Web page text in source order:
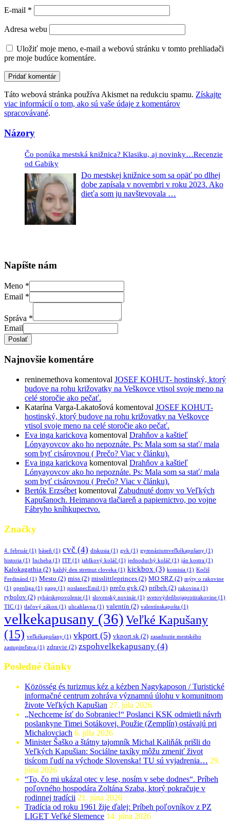
E-mail *
Adresa webu
Uložiť moje meno, e-mail a webovú stránku v tomto prehliadači
pre moje budúce komentáre.
Táto webová stránka používa Akismet na redukciu spamu. Získajte
viac informácií o tom, ako sú vaše údaje z komentárov
spracovávané.
Názory
Čo ponúka mestská knižnica? Klasiku, aj novinky…Recenzie
od Gabiky
Do mestskej knižnice som sa opäť po dlhej
dobe zapísala v novembri v roku 2023. Ako
dieťa som ju navštevovala …
Napíšte nám
Meno *
Email *
Správa *
Email
Poslať
Najnovšie komentáre
reninemethova komentoval JOSEF KOHUT- hostinský, ktorý
budove na rohu križovatky na Veškovce vtisol svoje meno na
celé storočie ako pečať.
Katarína Varga-Lakatošová komentoval JOSEF KOHUT-
hostinský, ktorý budove na rohu križovatky na Veškovce
vtisol svoje meno na celé storočie ako pečať.
Eva inga karickova komentoval Drahňov a kaštieľ
Lónyayovcov ako ho nepoznáte. Ps: Mala som sa stať/ mala
som byť cisárovnou ( Prečo? Viac v článku).
Eva inga karickova komentoval Drahňov a kaštieľ
Lónyayovcov ako ho nepoznáte. Ps: Mala som sa stať/ mala
som byť cisárovnou ( Prečo? Viac v článku).
Bertók Erzsébet komentoval Zabudnuté domy vo Veľkých
Kapušanoch. Heimanova tlačiareň a papiernictvo, po vojne
Fábryho kníhkupectvo.
Značky
4. február (1) báseň (1) cvč (4) diskusia (1) gvk (1) gymnáziumveľkékapušany (1)
historia (1) Incheba (1) ITF (1) jablkový koláč (1) jednoduchý koláč (1) ján kostra (1)
Kalokagathia (2) každý den stretnut cloveka (1) kickbox (3) komisia (1) Kočiš
Ferdinánd (1) Mesto (2) miss (2) misslittleprinces (2) MO SRZ (2) mýty o rakovine
(1) openliga (1) papp (1) poslanecEmil (1) prečo gvk (2) príbeh (2) rakovina (1)
rybolov (2) rybárskepovolenie (1) slovenský novinár (1) svetovýdeňbojaprotirakovine (1)
TIC (1) tlačový zákon (1) ulicahlavna (1) valentín (2) valentínskapošta (1)
velkekapusany (36)Veľké Kapušany
(15) veľkékapušany (1) vkport (5) vkport.sk (2) zasadnutie mestského
zastupiteľstva (1) zdravie (2) zspohvelkekapusany (4)
Posledné články
Közösség és turizmus kéz a kézben Nagykaposon / Turistické
informačné centrum zohráva významnú úlohu v komunitnom
živote Veľkých Kapušian 27. júla 2026
„Nechceme ísť do Sobraniec!“ Poslanci KSK odmietli návrh
poslankyne Timei Sotákovej. Použie (Zemplín) ostávajú pri
Michalovciach 6. júla 2026
Minister Šaško a štátny tajomník Michal Kaliňák prišli do
Veľkých Kapušian: Sociálne taxíky môžu zmeniť život
tisícom ľudí na východe Slovenska! TU sú vyjadrenia… 29.
júna 2026
“To, čo mi ukázal otec v lese, nosím v sebe dodnes“. Príbeh
poľovného hospodára Zoltána Szaba, ktorý pokračuje v
rodinnej tradícii 21. júna 2026
Tradícia od roku 1961 žije ďalej: Príbeh poľovníkov z PZ
LIGET Veľké Slemence 14. júna 2026